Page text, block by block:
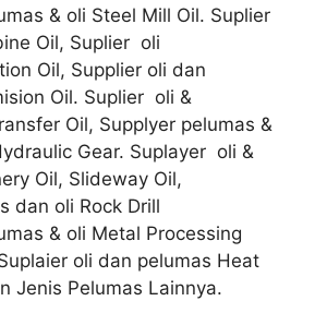
& oli Steel Mill Oil. Suplier
Oil, Suplier oli
Oil, Supplier oli dan
Oil. Suplier oli &
Oil, Supplyer pelumas &
Gear. Suplayer oli &
Oil, Slideway Oil,
dan oli Rock Drill
& oli Metal Processing
oli dan pelumas Heat
Jenis Pelumas Lainnya.